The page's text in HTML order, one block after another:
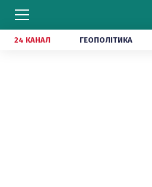
24 КАНАЛ ГЕОПОЛІТИКА